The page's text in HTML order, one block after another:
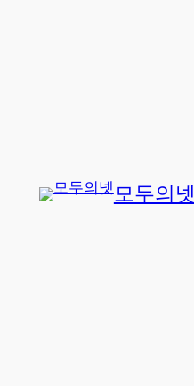
모두의넷